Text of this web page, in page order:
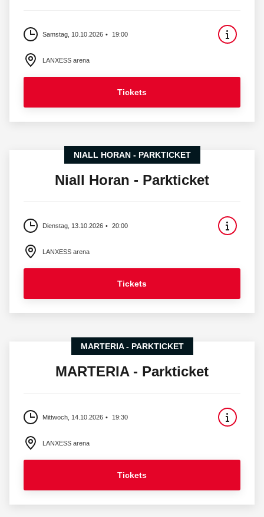
Samstag, 10.10.2026 19:00
LANXESS arena
Tickets
NIALL HORAN - PARKTICKET
Niall Horan - Parkticket
Dienstag, 13.10.2026 20:00
LANXESS arena
Tickets
MARTERIA - PARKTICKET
MARTERIA - Parkticket
Mittwoch, 14.10.2026 19:30
LANXESS arena
Tickets